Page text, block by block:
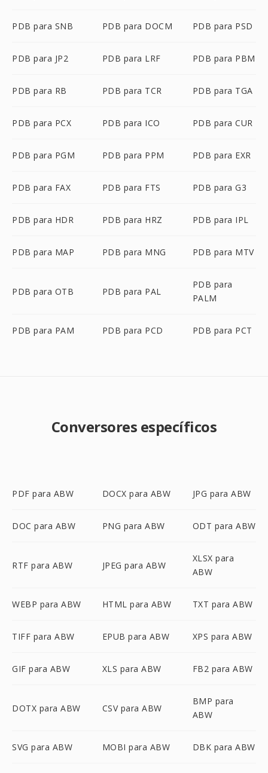
PDB para SNB PDB para DOCM PDB para PSD
PDB para JP2 PDB para LRF PDB para PBM
PDB para RB PDB para TCR PDB para TGA
PDB para PCX PDB para ICO PDB para CUR
PDB para PGM PDB para PPM PDB para EXR
PDB para FAX PDB para FTS PDB para G3
PDB para HDR PDB para HRZ PDB para IPL
PDB para MAP PDB para MNG PDB para MTV
PDB para OTB PDB para PAL
PDB para
PALM
PDB para PAM PDB para PCD PDB para PCT
Conversores específicos
PDF para ABW DOCX para ABW JPG para ABW
DOC para ABW PNG para ABW ODT para ABW
RTF para ABW JPEG para ABW
XLSX para
ABW
WEBP para ABW HTML para ABW TXT para ABW
TIFF para ABW EPUB para ABW XPS para ABW
GIF para ABW XLS para ABW FB2 para ABW
DOTX para ABW CSV para ABW
BMP para
ABW
SVG para ABW MOBI para ABW DBK para ABW